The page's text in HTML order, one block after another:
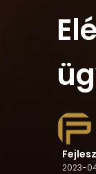
2023-